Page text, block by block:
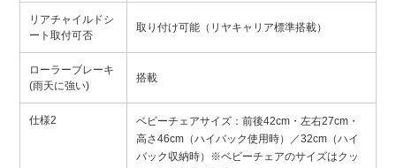
リアチャイルドシ
ート取付可否
取り付け可能（リヤキャリア標準搭載）
ローラーブレーキ
(雨天に強い)
搭載
仕様2
ベビーチェアサイズ：前後42cm・左右27cm・
高さ46cm（ハイバック使用時）／32cm（ハイ
バック収納時）※ベビーチェアのサイズはクッ